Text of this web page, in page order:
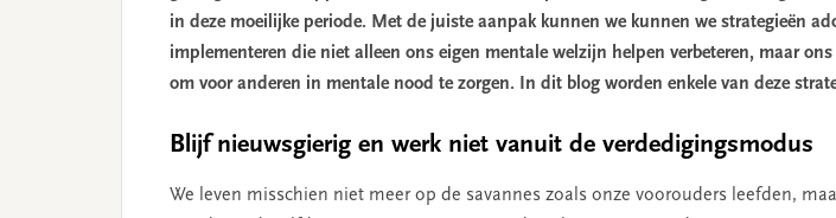
in deze moeilijke periode. Met de juiste aanpak kunnen we kunnen we strategieën
implementeren die niet alleen ons eigen mentale welzijn helpen verbeteren, maar
om voor anderen in mentale nood te zorgen. In dit blog worden enkele van deze
Blijf nieuwsgierig en werk niet vanuit de verdedigingsmodus
We leven misschien niet meer op de savannes zoals onze voorouders leefden,